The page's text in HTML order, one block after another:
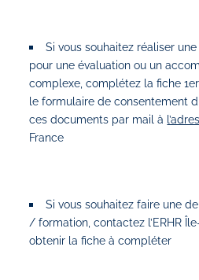
Si vous souhaitez réaliser
pour une évaluation ou un
complexe, complétez la fiche
le formulaire de consentement
ces documents par mail à
France
Si vous souhaitez faire une
/ formation, contactez l’ERHR
obtenir la fiche à compléter